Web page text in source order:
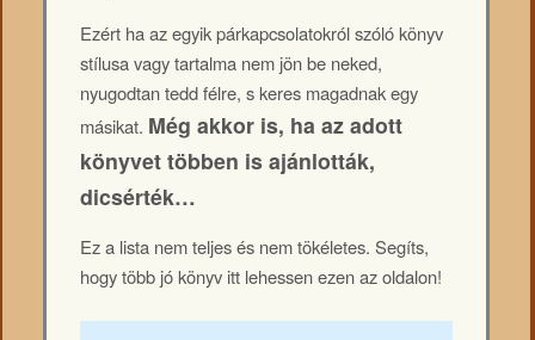
Ezért ha az egyik párkapcsolatokról szóló könyv
stílusa vagy tartalma nem jön be neked,
nyugodtan tedd félre, s keres magadnak egy
másikat. Még akkor is, ha az adott
könyvet többen is ajánlották,
dicsérték…
Ez a lista nem teljes és nem tökéletes. Segíts,
hogy több jó könyv itt lehessen ezen az oldalon!